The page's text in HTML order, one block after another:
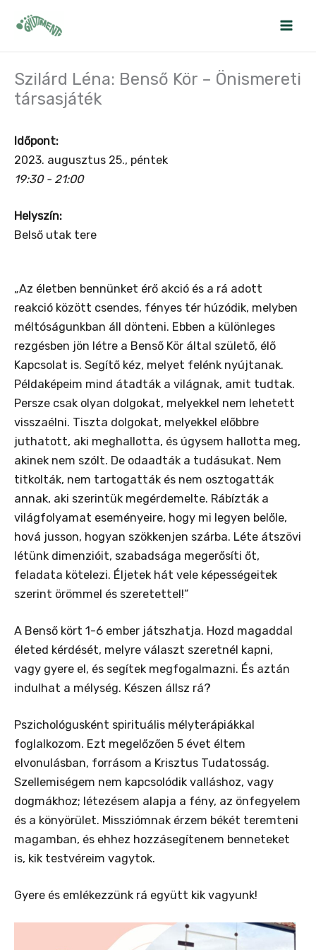
Szilárd Léna: Benső Kör – Önismereti
társasjáték
Időpont:
2023. augusztus 25., péntek
19:30 - 21:00
Helyszín:
Belső utak tere
„Az életben bennünket érő akció és a rá adott
reakció között csendes, fényes tér húzódik, melyben
méltóságunkban áll dönteni. Ebben a különleges
rezgésben jön létre a Benső Kör által születő, élő
Kapcsolat is. Segítő kéz, melyet felénk nyújtanak.
Példaképeim mind átadták a világnak, amit tudtak.
Persze csak olyan dolgokat, melyekkel nem lehetett
visszaélni. Tiszta dolgokat, melyekkel előbbre
juthatott, aki meghallotta, és úgysem hallotta meg,
akinek nem szólt. De odaadták a tudásukat. Nem
titkolták, nem tartogatták és nem osztogatták
annak, aki szerintük megérdemelte. Rábízták a
világfolyamat eseményeire, hogy mi legyen belőle,
hová jusson, hogyan szökkenjen szárba. Léte átszövi
létünk dimenzióit, szabadsága megerősíti őt,
feladata kötelezi. Éljetek hát vele képességeitek
szerint örömmel és szeretettel!”
A Benső kört 1-6 ember játszhatja. Hozd magaddal
életed kérdését, melyre választ szeretnél kapni,
vagy gyere el, és segítek megfogalmazni. És aztán
indulhat a mélység. Készen állsz rá?
Pszichológusként spirituális mélyterápiákkal
foglalkozom. Ezt megelőzően 5 évet éltem
elvonulásban, forrásom a Krisztus Tudatosság.
Szellemiségem nem kapcsolódik valláshoz, vagy
dogmákhoz; létezésem alapja a fény, az önfegyelem
és a könyörület. Missziómnak érzem békét teremteni
magamban, és ehhez hozzásegítenem benneteket
is, kik testvéreim vagytok.
Gyere és emlékezzünk rá együtt kik vagyunk!